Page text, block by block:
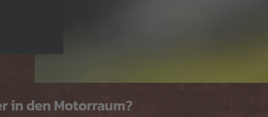
in den Motorraum?